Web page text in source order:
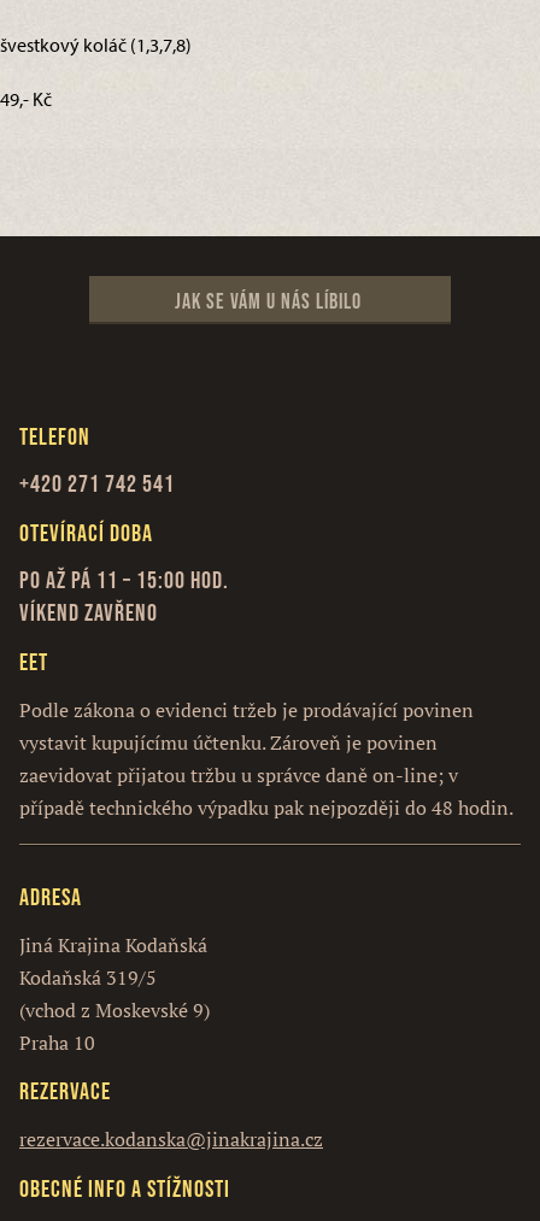
švestkový koláč (1,3,7,8)
49,- Kč
Jak se vám u nás líbilo
Telefon
+420 271 742 541
Otevírací doba
Po až Pá 11 – 15:00 hod.
Víkend zavřeno
EET
Podle zákona o evidenci tržeb je prodávající povinen
vystavit kupujícímu účtenku. Zároveň je povinen
zaevidovat přijatou tržbu u správce daně on-line; v
případě technického výpadku pak nejpozději do 48 hodin.
Adresa
Jiná Krajina Kodaňská
Kodaňská 319/5
(vchod z Moskevské 9)
Praha 10
Rezervace
rezervace.kodanska@jinakrajina.cz
Obecné info a stížnosti